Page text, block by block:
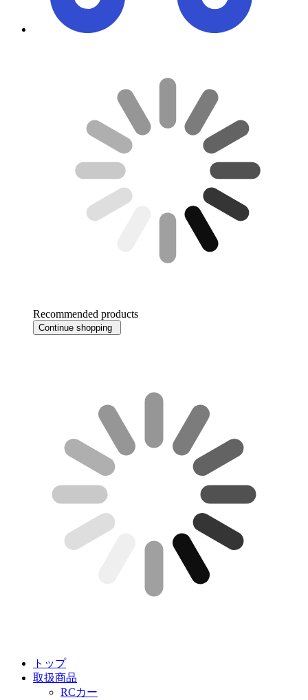
Recommended products
Continue shopping
トップ
取扱商品
RCカー